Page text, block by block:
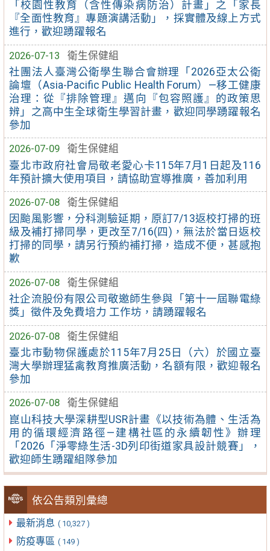
「校園性教育（含性傳染病防治）計畫」之「家長
『全面性教育』專題演講活動」，採實體及線上方式
進行，歡迎踴躍報名
2026-07-13
衛生保健組
社團法人臺灣公衛學生聯合會辦理「2026亞太公衛
論壇（Asia-Pacific Public Health Forum）—移工健康
治理：從『排除管理』邁向『包容照護』的政策思
辨」之高中生全球衛生學習計畫，歡迎同學踴躍報名
參加
2026-07-09
衛生保健組
臺北市政府社會局敬老愛心卡115年7月1日起及116
年預計擴大使用項目，請協助宣導推廣，善加利用
2026-07-08
衛生保健組
因颱風影響，分科測驗延期，原訂7/13返校打掃的班
級及補打掃同學，更改至7/16(四)，無法於當日返校
打掃的同學，請另行預約補打掃，造成不便，甚感抱
歉
2026-07-08
衛生保健組
社企流股份有限公司敬邀師生參與「第十一屆聯電綠
獎」徵件及免費培力 工作坊，請踴躍報名
2026-07-08
衛生保健組
臺北市動物保護處於115年7月25日（六）於國立臺
灣大學辦理猛禽教育推廣活動，名額有限，歡迎報名
參加
2026-07-08
衛生保健組
崑山科技大學深耕型USR計畫《以技術為體、生活為
用的循環經濟路徑—建構社區的永續韌性》辦理
「2026「淨零綠生活-3D列印街道家具設計競賽」，
歡迎師生踴躍組隊參加
依公告類別彙總
最新消息 ( 10,327 )
防疫專區 ( 149 )